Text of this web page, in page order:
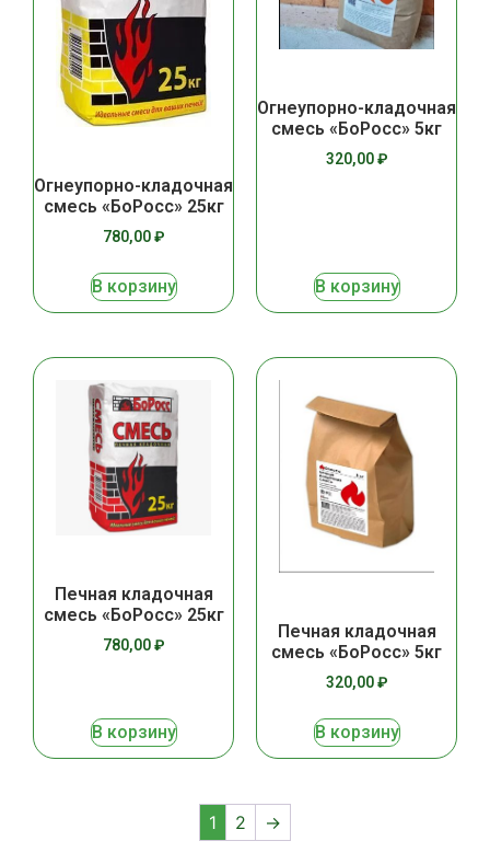
Огнеупорно-кладочная
смесь «БоРосс» 25кг
780,00₽
В корзину
Огнеупорно-кладочная
смесь «БоРосс» 5кг
320,00₽
В корзину
Печная кладочная
смесь «БоРосс» 25кг
780,00₽
В корзину
Печная кладочная
смесь «БоРосс» 5кг
320,00₽
В корзину
1 2 →